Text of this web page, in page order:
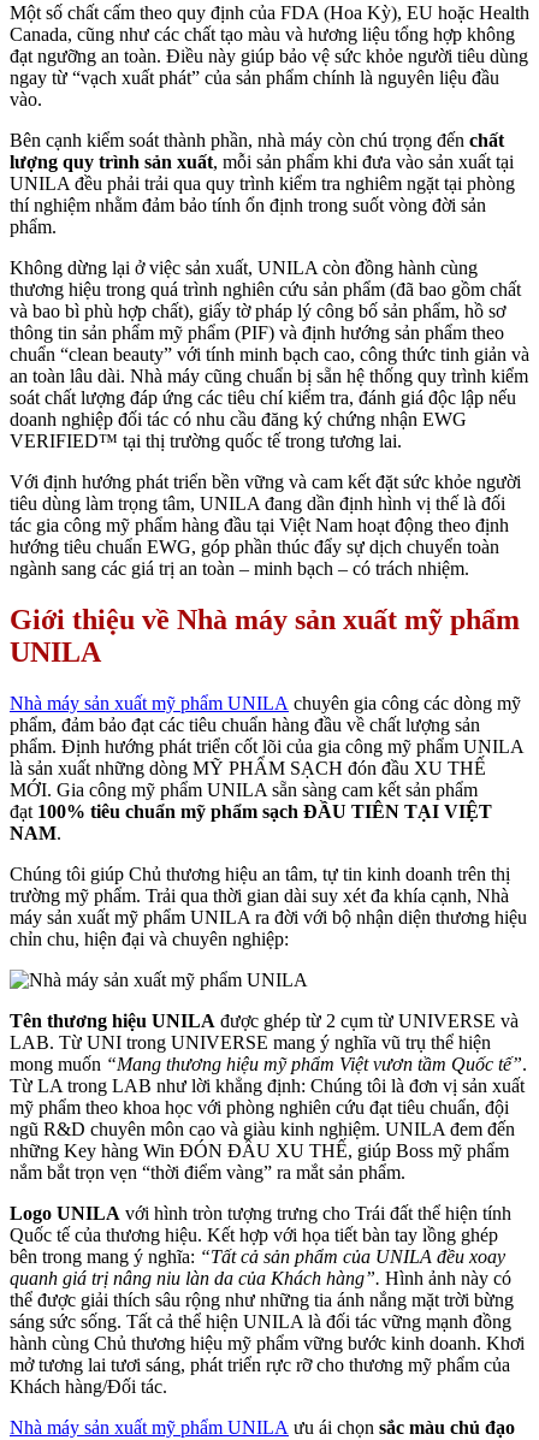
Một số chất cấm theo quy định của FDA (Hoa Kỳ), EU hoặc Health
Canada, cũng như các chất tạo màu và hương liệu tổng hợp không
đạt ngưỡng an toàn. Điều này giúp bảo vệ sức khỏe người tiêu dùng
ngay từ “vạch xuất phát” của sản phẩm chính là nguyên liệu đầu
vào.
Bên cạnh kiểm soát thành phần, nhà máy còn chú trọng đến chất
lượng quy trình sản xuất, mỗi sản phẩm khi đưa vào sản xuất tại
UNILA đều phải trải qua quy trình kiểm tra nghiêm ngặt tại phòng
thí nghiệm nhằm đảm bảo tính ổn định trong suốt vòng đời sản
phẩm.
Không dừng lại ở việc sản xuất, UNILA còn đồng hành cùng
thương hiệu trong quá trình nghiên cứu sản phẩm (đã bao gồm chất
và bao bì phù hợp chất), giấy tờ pháp lý công bố sản phẩm, hồ sơ
thông tin sản phẩm mỹ phẩm (PIF) và định hướng sản phẩm theo
chuẩn “clean beauty” với tính minh bạch cao, công thức tinh giản và
an toàn lâu dài. Nhà máy cũng chuẩn bị sẵn hệ thống quy trình kiểm
soát chất lượng đáp ứng các tiêu chí kiểm tra, đánh giá độc lập nếu
doanh nghiệp đối tác có nhu cầu đăng ký chứng nhận EWG
VERIFIED™ tại thị trường quốc tế trong tương lai.
Với định hướng phát triển bền vững và cam kết đặt sức khỏe người
tiêu dùng làm trọng tâm, UNILA đang dần định hình vị thế là đối
tác gia công mỹ phẩm hàng đầu tại Việt Nam hoạt động theo định
hướng tiêu chuẩn EWG, góp phần thúc đẩy sự dịch chuyển toàn
ngành sang các giá trị an toàn – minh bạch – có trách nhiệm.
Giới thiệu về Nhà máy sản xuất mỹ phẩm
UNILA
Nhà máy sản xuất mỹ phẩm UNILA chuyên gia công các dòng mỹ
phẩm, đảm bảo đạt các tiêu chuẩn hàng đầu về chất lượng sản
phẩm. Định hướng phát triển cốt lõi của gia công mỹ phẩm UNILA
là sản xuất những dòng MỸ PHẨM SẠCH đón đầu XU THẾ
MỚI. Gia công mỹ phẩm UNILA sẵn sàng cam kết sản phẩm
đạt 100% tiêu chuẩn mỹ phẩm sạch ĐẦU TIÊN TẠI VIỆT
NAM.
Chúng tôi giúp Chủ thương hiệu an tâm, tự tin kinh doanh trên thị
trường mỹ phẩm. Trải qua thời gian dài suy xét đa khía cạnh, Nhà
máy sản xuất mỹ phẩm UNILA ra đời với bộ nhận diện thương hiệu
chỉn chu, hiện đại và chuyên nghiệp:
Tên thương hiệu UNILA được ghép từ 2 cụm từ UNIVERSE và
LAB. Từ UNI trong UNIVERSE mang ý nghĩa vũ trụ thể hiện
mong muốn “Mang thương hiệu mỹ phẩm Việt vươn tầm Quốc tế”.
Từ LA trong LAB như lời khẳng định: Chúng tôi là đơn vị sản xuất
mỹ phẩm theo khoa học với phòng nghiên cứu đạt tiêu chuẩn, đội
ngũ R&D chuyên môn cao và giàu kinh nghiệm. UNILA đem đến
những Key hàng Win ĐÓN ĐẦU XU THẾ, giúp Boss mỹ phẩm
nắm bắt trọn vẹn “thời điểm vàng” ra mắt sản phẩm.
Logo UNILA với hình tròn tượng trưng cho Trái đất thể hiện tính
Quốc tế của thương hiệu. Kết hợp với họa tiết bàn tay lồng ghép
bên trong mang ý nghĩa: “Tất cả sản phẩm của UNILA đều xoay
quanh giá trị nâng niu làn da của Khách hàng”. Hình ảnh này có
thể được giải thích sâu rộng như những tia ánh nắng mặt trời bừng
sáng sức sống. Tất cả thể hiện UNILA là đối tác vững mạnh đồng
hành cùng Chủ thương hiệu mỹ phẩm vững bước kinh doanh. Khơi
mở tương lai tươi sáng, phát triển rực rỡ cho thương mỹ phẩm của
Khách hàng/Đối tác.
Nhà máy sản xuất mỹ phẩm UNILA ưu ái chọn sắc màu chủ đạo